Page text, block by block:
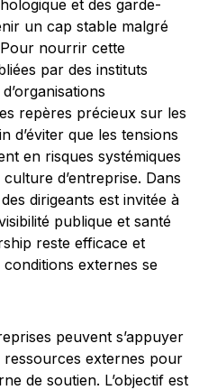
et des garde-
un cap stable malgré
nourrir cette
par des instituts
repères précieux sur les
d’éviter que les tensions
en risques systémiques
d’entreprise. Dans
dirigeants est invitée à
publique et santé
reste efficace et
externes se
peuvent s’appuyer
externes pour
de soutien. L’objectif est